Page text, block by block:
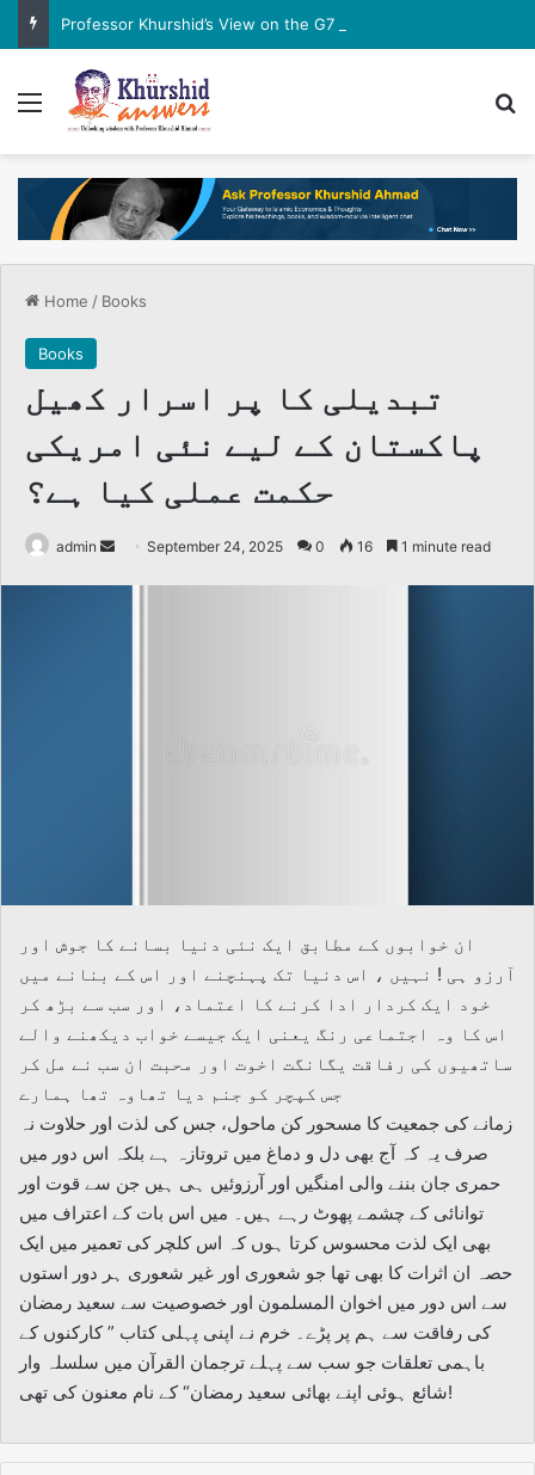
Professor Khurshid’s View on the G7 Meeting
Menu
Home / Books
Books
تبدیلی کا پر اسرار کھیل
پاکستان کے لیے نئی امریکی
حکمت عملی کیا ہے؟
admin
Send September 24, 2025 0 16 1 minute read
ان خوابوں کے مطابق ایک نئی دنیا بسانے کا جوش اور
آرزو ہی ! نہیں ، اس دنیا تک پہنچنے اور اس کے بنانے میں
خود ایک کردار ادا کرنے کا اعتماد، اور سب سے بڑھ کر
اس کا وہ اجتماعی رنگ یعنی ایک جیسے خواب دیکھنے والے
ساتھیوں کی رفاقت یگانگت اخوت اور محبت ان سب نے مل کر
جس کپچر کو جنم دیا تھاوہ تھا ہمارے
زمانے کی جمعیت کا مسحور کن ماحول، جس کی لذت اور حلاوت نہ
صرف یہ کہ آج بھی دل و دماغ میں تروتازہ ہے بلکہ اس دور میں
حمری جان بننے والی امنگیں اور آرزوئیں ہی ہیں جن سے قوت اور
توانائی کے چشمے پھوٹ رہے ہیں۔ میں اس بات کے اعتراف میں
بھی ایک لذت محسوس کرتا ہوں کہ اس کلچر کی تعمیر میں ایک
حصہ ان اثرات کا بھی تھا جو شعوری اور غیر شعوری ہر دور استوں
سے اس دور میں اخوان المسلمون اور خصوصیت سے سعید رمضان
کی رفاقت سے ہم پر پڑے۔ خرم نے اپنی پہلی کتاب ” کارکنوں کے
باہمی تعلقات جو سب سے پہلے ترجمان القرآن میں سلسلہ وار
شائع ہوئی اپنے بھائی سعید رمضان“ کے نام معنون کی تھی!